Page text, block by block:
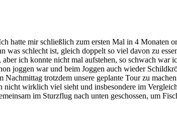
mir schließlich zum ersten Mal in 4 Monaten
schlecht ist, gleich doppelt so viel davon zu
ich konnte nicht mal aufstehen, so schwach
joggen war und beim Joggen auch wieder
trotzdem unsere geplante Tour zu
wirklich viel sieht und insbesondere im
im Sturzflug nach unten geschossen, um